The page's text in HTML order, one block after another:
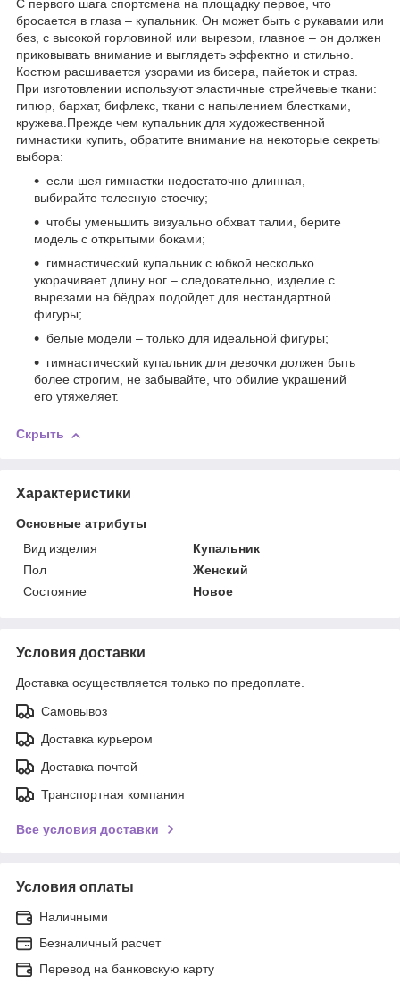
С первого шага спортсмена на площадку первое, что
бросается в глаза – купальник. Он может быть с рукавами или
без, с высокой горловиной или вырезом, главное – он должен
приковывать внимание и выглядеть эффектно и стильно.
Костюм расшивается узорами из бисера, пайеток и страз.
При изготовлении используют эластичные стрейчевые ткани:
гипюр, бархат, бифлекс, ткани с напылением блестками,
кружева.Прежде чем купальник для художественной
гимнастики купить, обратите внимание на некоторые секреты
выбора:
если шея гимнастки недостаточно длинная,
выбирайте телесную стоечку;
чтобы уменьшить визуально обхват талии, берите
модель с открытыми боками;
гимнастический купальник с юбкой несколько
укорачивает длину ног – следовательно, изделие с
вырезами на бёдрах подойдет для нестандартной
фигуры;
белые модели – только для идеальной фигуры;
гимнастический купальник для девочки должен быть
более строгим, не забывайте, что обилие украшений
его утяжеляет.
Скрыть
Характеристики
Основные атрибуты
Вид изделия
Купальник
Пол
Женский
Состояние
Новое
Условия доставки
Доставка осуществляется только по предоплате.
Самовывоз
Доставка курьером
Доставка почтой
Транспортная компания
Все условия доставки
Условия оплаты
Наличными
Безналичный расчет
Перевод на банковскую карту